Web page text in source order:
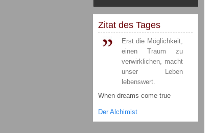
Zitat des Tages
Erst die Möglichkeit,
einen Traum zu
verwirklichen, macht
unser Leben
lebenswert.
When dreams come true
Der Alchimist